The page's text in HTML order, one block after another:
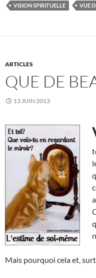
VISION SPIRITUELLE
VUE
ARTICLES
QUE DE
13 JUIN 2013
Mais pourquoi cela et,